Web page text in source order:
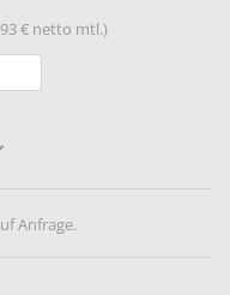
€ netto mtl.)
Anfrage.